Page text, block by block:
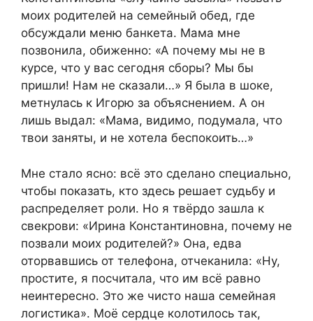
моих родителей на семейный обед, где
обсуждали меню банкета. Мама мне
позвонила, обиженно: «А почему мы не в
курсе, что у вас сегодня сборы? Мы бы
пришли! Нам не сказали…» Я была в шоке,
метнулась к Игорю за объяснением. А он
лишь выдал: «Мама, видимо, подумала, что
твои заняты, и не хотела беспокоить…»
Мне стало ясно: всё это сделано специально,
чтобы показать, кто здесь решает судьбу и
распределяет роли. Но я твёрдо зашла к
свекрови: «Ирина Константиновна, почему не
позвали моих родителей?» Она, едва
оторвавшись от телефона, отчеканила: «Ну,
простите, я посчитала, что им всё равно
неинтересно. Это же чисто наша семейная
логистика». Моё сердце колотилось так,